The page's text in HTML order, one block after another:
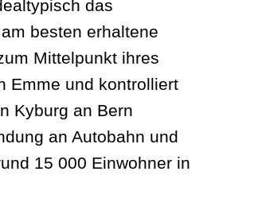
das
besten erhaltene
Mittelpunkt ihres
Emme und kontrolliert
Kyburg an Bern
an Autobahn und
15 000 Einwohner in